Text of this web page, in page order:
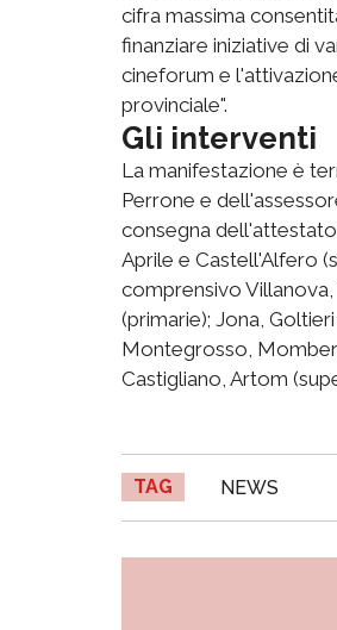
cifra massima
finanziare iniziative di
cineforum e
provinciale".
Gli interventi
La manifestazione è
Perrone e
consegna
Aprile e Castell'Alfero
comprensivo
(primarie); Jona,
Montegrosso,
Castigliano, Artom
TAG NEWS